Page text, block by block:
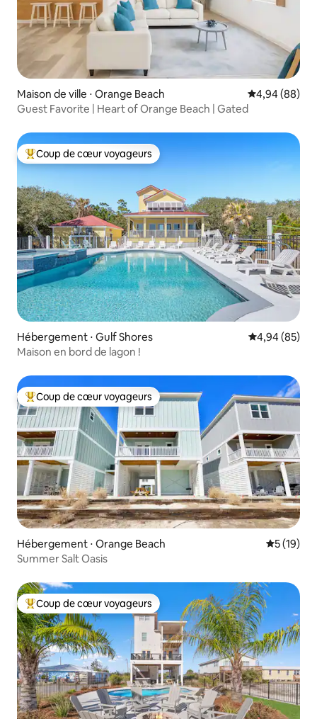
Maison de ville ⋅ Orange Beach Évaluation
4,94 (88)
Guest Favorite | Heart of Orange Beach | Gated
Coups de cœur voyageurs les plus appréciés
Coup de cœur voyageurs
Hébergement ⋅ Gulf Shores Évaluation
4,94 (85)
Maison en bord de lagon !
Coups de cœur voyageurs les plus appréciés
Coup de cœur voyageurs
Hébergement ⋅ Orange Beach
5 (19)
Summer Salt Oasis
Coups de cœur voyageurs les plus appréciés
Coup de cœur voyageurs